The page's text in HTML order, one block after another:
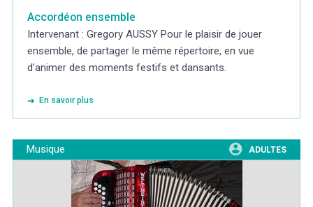
Accordéon ensemble
Intervenant : Gregory AUSSY Pour le plaisir de jouer
ensemble, de partager le même répertoire, en vue
d’animer des moments festifs et dansants.
En savoir plus
Musique ADULTES